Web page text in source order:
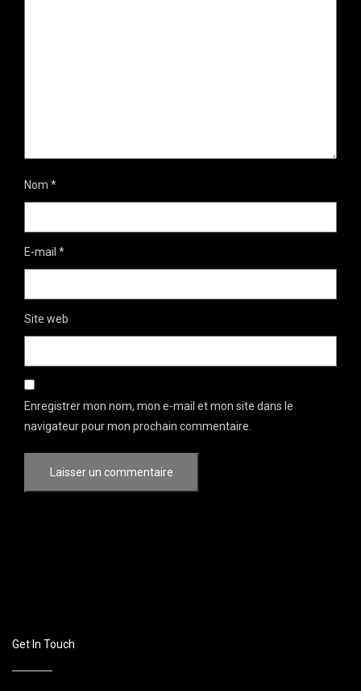
Nom *
E-mail *
Site web
Enregistrer mon nom, mon e-mail et mon site dans le
navigateur pour mon prochain commentaire.
Get In Touch